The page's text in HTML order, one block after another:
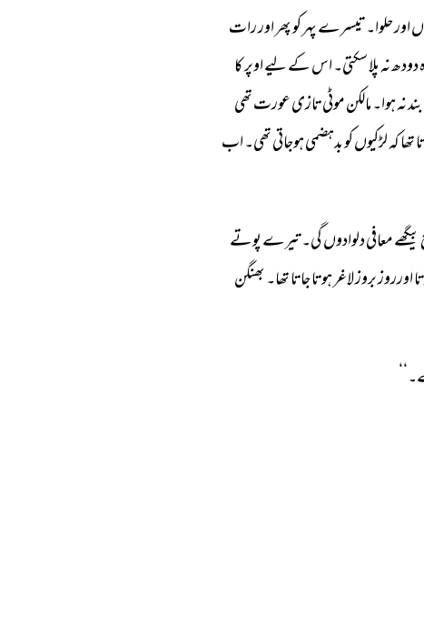
ں اور حلوا۔ تیسرے پہر کو پھر اور رات
دودھ نہ پلا سکتی۔ اس کے لیے اوپر کا
بند نہ ہوا۔ مالکن موٹی تازی عورت تھی
تھا کہ لڑکیوں کو بدہضمی ہوجاتی تھی۔ اب
بیگھے معافی دلوادوں گی۔ تیرے پوتے
اورروز بروز لاغر ہوتا جاتا تھا۔ بھنگن